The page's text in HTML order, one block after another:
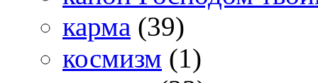
карма (39)
космизм (1)